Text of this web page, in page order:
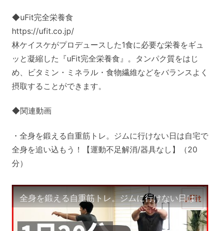
◆uFit完全栄養食
https://ufit.co.jp/
林ケイスケがプロデュースした1食に必要な栄養をギュ
ッと凝縮した『uFit完全栄養食』。タンパク質をはじ
め、ビタミン・ミネラル・食物繊維などをバランスよく
摂取することができます。
◆関連動画
・全身を鍛える自重筋トレ。ジムに行けない日は自宅で
全身を追い込もう！【運動不足解消/器具なし】（20
分）
全身を鍛える自重筋トレ。ジムに行けない日は自宅で全身を追い込もう！【運動不足解消/器具なし】（20分）